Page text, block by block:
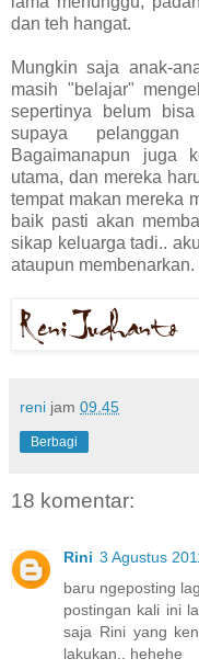
dan teh hangat.
Mungkin saja anak-
masih "belajar"
sepertinya belum
supaya
Bagaimanapun juga
utama, dan mereka
tempat makan mereka
baik pasti akan
sikap keluarga tadi..
ataupun
reni jam 09.45
Berbagi
18 komentar:
Rini 3 Agustus
baru ngeposting
postingan kali ini
saja Rini yang
lakukan.. hehehe